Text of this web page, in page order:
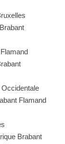
Flamand
Brabant